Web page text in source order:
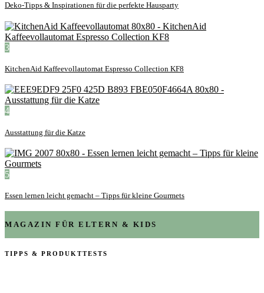
Deko-Tipps & Inspirationen für die perfekte Hausparty
3
KitchenAid Kaffeevollautomat Espresso Collection KF8
4
Ausstattung für die Katze
5
Essen lernen leicht gemacht – Tipps für kleine Gourmets
MAGAZIN FÜR ELTERN & KIDS
TIPPS & PRODUKTTESTS